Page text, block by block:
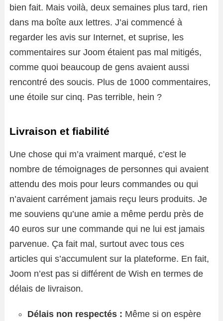
bien fait. Mais voilà, deux semaines plus tard, rien
dans ma boîte aux lettres. J’ai commencé à
regarder les avis sur Internet, et suprise, les
commentaires sur Joom étaient pas mal mitigés,
comme quoi beaucoup de gens avaient aussi
rencontré des soucis. Plus de 1000 commentaires,
une étoile sur cinq. Pas terrible, hein ?
Livraison et fiabilité
Une chose qui m’a vraiment marqué, c’est le
nombre de témoignages de personnes qui avaient
attendu des mois pour leurs commandes ou qui
n’avaient carrément jamais reçu leurs produits. Je
me souviens qu’une amie a même perdu près de
40 euros sur une commande qui ne lui est jamais
parvenue. Ça fait mal, surtout avec tous ces
articles qui s’accumulent sur la plateforme. En fait,
Joom n’est pas si différent de Wish en termes de
délais de livraison.
Délais non respectés : Même si on espère